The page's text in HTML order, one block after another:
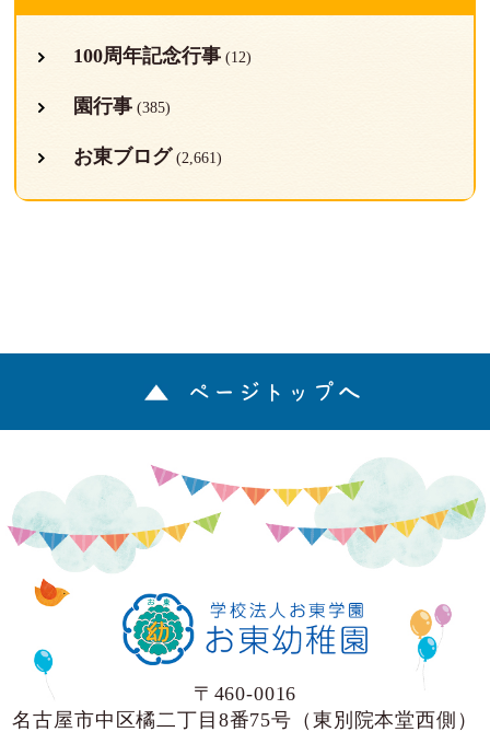
100周年記念行事(12)
園行事(385)
お東ブログ (2,661)
ページトップへ
〒460-0016
名古屋市中区橘二丁目8番75号（東別院本堂西側）